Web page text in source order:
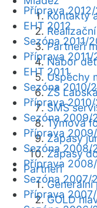
Kontakty
Partneři
Nábor
Úspěchy
ZŠ
SMS
Týmová
Zápasy
Zápasy
Partneři
GOLD
Příprava
EHT 2012
Sezóna 2011/
Příprava 2011/
EHT 2011
Sezóna 2010/
Příprava 2010/
Sezóna 2009/
Příprava
Sezóna 2008/
Příprava
Sezóna 2007/
Příprava